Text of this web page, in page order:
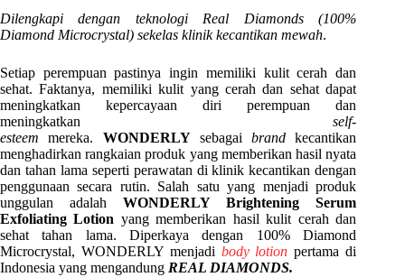
Dilengkapi dengan teknologi Real Diamonds (100%
Diamond Microcrystal) sekelas klinik kecantikan mewah.
Setiap perempuan pastinya ingin memiliki kulit cerah dan
sehat. Faktanya, memiliki kulit yang cerah dan sehat dapat
meningkatkan kepercayaan diri perempuan dan
meningkatkanself-
esteem mereka. WONDERLYsebagai brand kecantikan
menghadirkan rangkaian produk yang memberikan hasil nyata
dan tahan lama seperti perawatan di klinik kecantikan dengan
penggunaan secara rutin. Salah satu yang menjadi produk
unggulan adalahWONDERLY Brightening Serum
Exfoliating Lotion yang memberikan hasil kulit cerah dan
sehat tahan lama. Diperkaya dengan 100% Diamond
Microcrystal, WONDERLY menjadi body lotion pertama di
Indonesia yang mengandung REAL DIAMONDS.